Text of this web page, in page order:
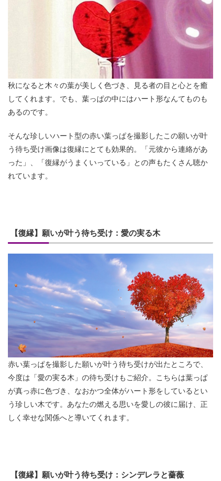
秋になると木々の葉が美しく色づき、見る者の目と心とを癒
してくれます。でも、葉っぱの中にはハート形なんてものも
あるのです。
そんな珍しいハート型の赤い葉っぱを撮影したこの願いが叶
う待ち受け画像は復縁にとても効果的。「元彼から連絡があ
った」、「復縁がうまくいっている」との声もたくさん聴か
れています。
【復縁】願いが叶う待ち受け：愛の実る木
赤い葉っぱを撮影した願いが叶う待ち受けが出たところで、
今度は「愛の実る木」の待ち受けもご紹介。こちらは葉っぱ
が真っ赤に色づき、なおかつ全体がハート形をしているとい
う珍しい木です。あなたの燃える思いを愛しの彼に届け、正
しく幸せな関係へと導いてくれます。
【復縁】願いが叶う待ち受け：シンデレラと薔薇